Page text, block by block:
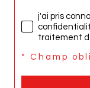
j'ai pris
traitement
* Champ